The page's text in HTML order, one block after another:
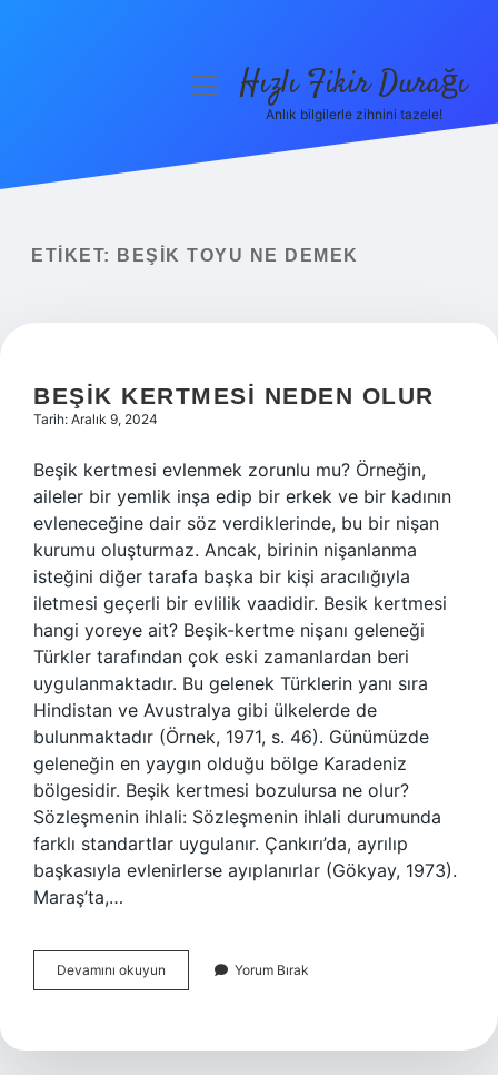
Yasal Uyarı
menüyüHızlı Fikir Durağı
Anlık bilgilerle zihnini tazele!
ETIKET: BEŞIK TOYU NE DEMEK
BEŞIK KERTMESI NEDEN OLUR
Tarih: Aralık 9, 2024
Beşik kertmesi evlenmek zorunlu mu? Örneğin,
aileler bir yemlik inşa edip bir erkek ve bir kadının
evleneceğine dair söz verdiklerinde, bu bir nişan
kurumu oluşturmaz. Ancak, birinin nişanlanma
isteğini diğer tarafa başka bir kişi aracılığıyla
iletmesi geçerli bir evlilik vaadidir. Besik kertmesi
hangi yoreye ait? Beşik-kertme nişanı geleneği
Türkler tarafından çok eski zamanlardan beri
uygulanmaktadır. Bu gelenek Türklerin yanı sıra
Hindistan ve Avustralya gibi ülkelerde de
bulunmaktadır (Örnek, 1971, s. 46). Günümüzde
geleneğin en yaygın olduğu bölge Karadeniz
bölgesidir. Beşik kertmesi bozulursa ne olur?
Sözleşmenin ihlali: Sözleşmenin ihlali durumunda
farklı standartlar uygulanır. Çankırı’da, ayrılıp
başkasıyla evlenirlerse ayıplanırlar (Gökyay, 1973).
Maraş’ta,…
Devamını okuyun
Kertmesi
Yorum Bırak